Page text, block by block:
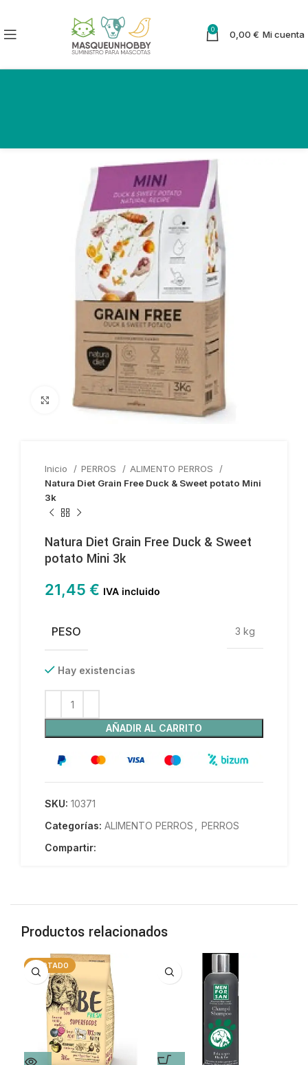
0 0,00 € Mi cuenta
Haga clic para ampliar
Inicio PERROS
ALIMENTO PERROS
Natura Diet Grain Free Duck & Sweet potato Mini
3k
Natura Diet Grain Free Duck & Sweet
potato Mini 3k
21,45 € IVA incluido
PESO 3 kg
Hay existencias
AÑADIR AL CARRITO
SKU: 10371
Categorías: ALIMENTO PERROS
PERROS
Compartir:
Productos relacionados
AGOTADO